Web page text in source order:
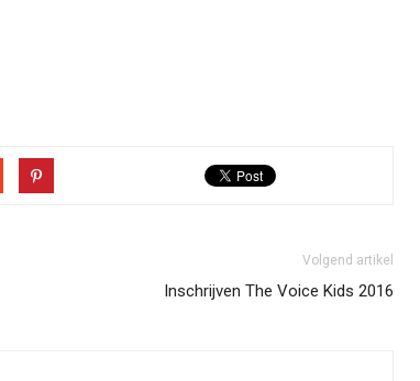
Volgend artikel
Inschrijven The Voice Kids 2016